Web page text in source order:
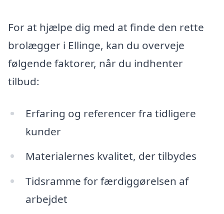
For at hjælpe dig med at finde den rette
brolægger i Ellinge, kan du overveje
følgende faktorer, når du indhenter
tilbud:
Erfaring og referencer fra tidligere
kunder
Materialernes kvalitet, der tilbydes
Tidsramme for færdiggørelsen af
arbejdet